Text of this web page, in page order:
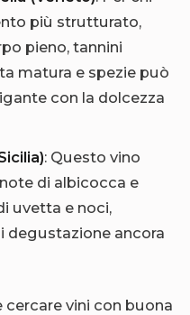
più strutturato,
pieno, tannini
matura e spezie può
con la dolcezza
: Questo vino
di albicocca e
uvetta e noci,
degustazione ancora
vini con buona